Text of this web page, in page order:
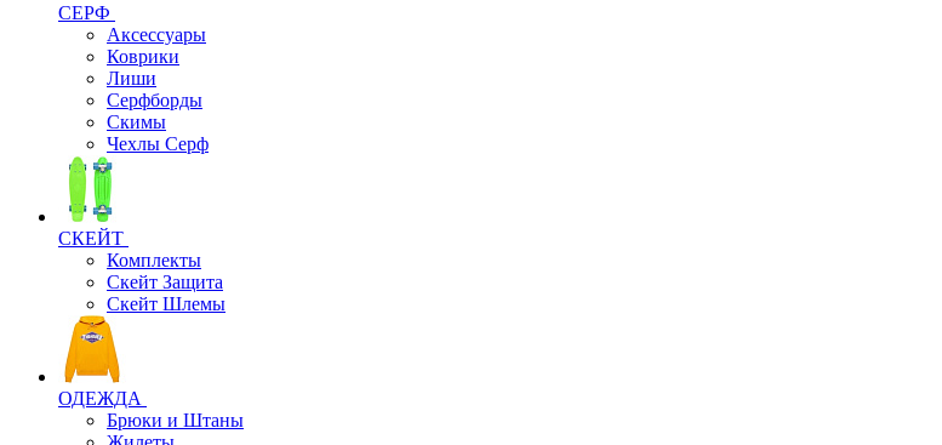
СЕРФ
Аксессуары
Коврики
Лиши
Серфборды
Скимы
Чехлы Cерф
СКЕЙТ
Комплекты
Скейт Защита
Скейт Шлемы
ОДЕЖДА
Брюки и Штаны